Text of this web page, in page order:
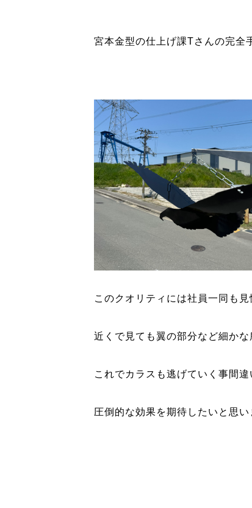
宮本金型の仕上げ課Tさんの完全
このクオリティには社員一同も見
近くで見ても翼の部分など細かな
これでカラスも逃げていく事間違
圧倒的な効果を期待したいと思い